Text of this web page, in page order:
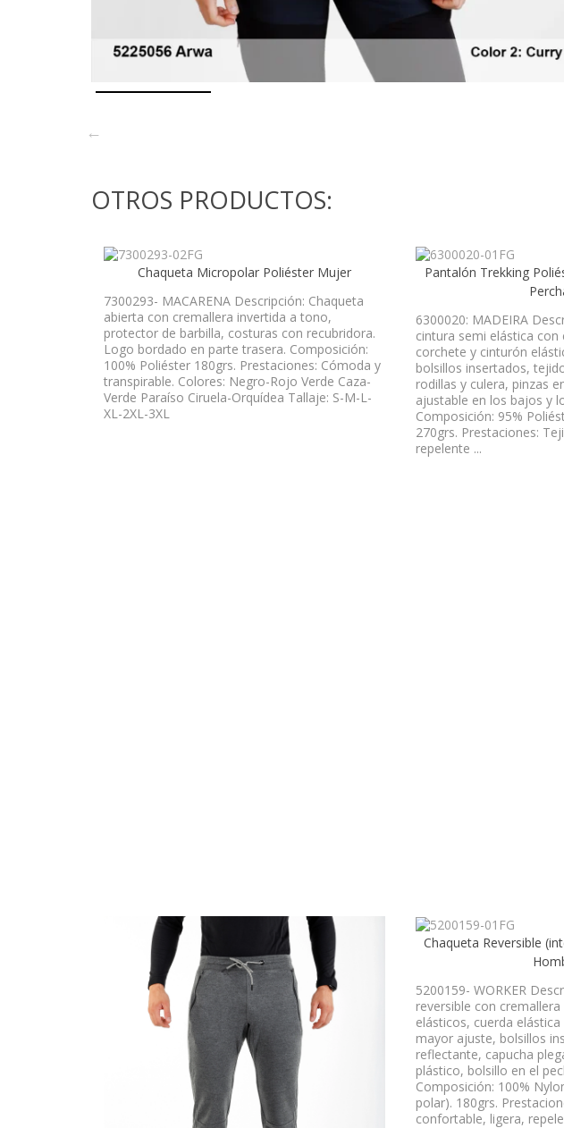
OTROS PRODUCTOS:
Chaqueta Micropolar Poliéster Mujer
7300293- MACARENA Descripción: Chaqueta
abierta con cremallera invertida a tono,
protector de barbilla, costuras con recubridora.
Logo bordado en parte trasera. Composición:
100% Poliéster 180grs. Prestaciones: Cómoda y
transpirable. Colores: Negro-Rojo Verde Caza-
Verde Paraíso Ciruela-Orquídea Tallaje: S-M-L-
XL-2XL-3XL
Pantalón Trekking
6300020: MADEIRA
cintura semi elástica
corchete y cinturón
bolsillos insertados,
rodillas y culera, pinzas
ajustable en los bajos y
Composición: 95%
270grs. Prestaciones:
repelente ...
Chaqueta Reversible
5200159- WORKER
reversible con
elásticos, cuerda
mayor ajuste, bolsillos
reflectante, capucha
plástico, bolsillo en el
Composición: 100%
polar). 180grs.
confortable, ligera, repele